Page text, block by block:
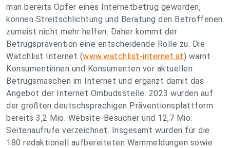
man bereits Opfer eines Internetbetrug geworden,
können Streitschlichtung und Beratung den Betroffenen
zumeist nicht mehr helfen. Daher kommt der
Betrugsprävention eine entscheidende Rolle zu. Die
Watchlist Internet (www.watchlist-internet.at) warnt
Konsumentinnen und Konsumenten vor aktuellen
Betrugsmaschen im Internet und ergänzt damit das
Angebot der Internet Ombudsstelle. 2023 wurden auf
der größten deutschsprachigen Präventionsplattform
bereits 3,2 Mio. Website-Besucher und 12,7 Mio.
Seitenaufrufe verzeichnet. Insgesamt wurden für die
180 redaktionell aufbereiteten Warnmeldungen sowie